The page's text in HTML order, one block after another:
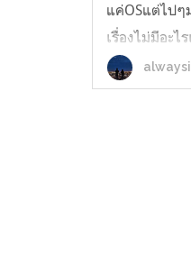
แค่OSแต่ไปๆ
เรื่องไม่มีอะไ
รักของน้องย
นะคะ กราบบ